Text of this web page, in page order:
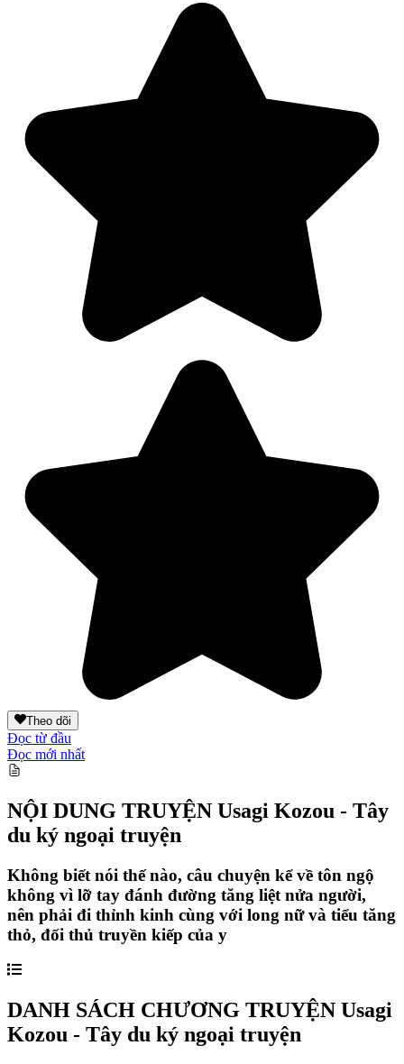
Theo dõi
Đọc từ đầu
Đọc mới nhất
NỘI DUNG TRUYỆN Usagi Kozou - Tây
du ký ngoại truyện
Không biết nói thế nào, câu chuyện kể về tôn ngộ
không vì lỡ tay đánh đường tăng liệt nửa người,
nên phải đi thỉnh kinh cùng với long nữ và tiểu tăng
thỏ, đối thủ truyền kiếp của y
DANH SÁCH CHƯƠNG TRUYỆN Usagi
Kozou - Tây du ký ngoại truyện